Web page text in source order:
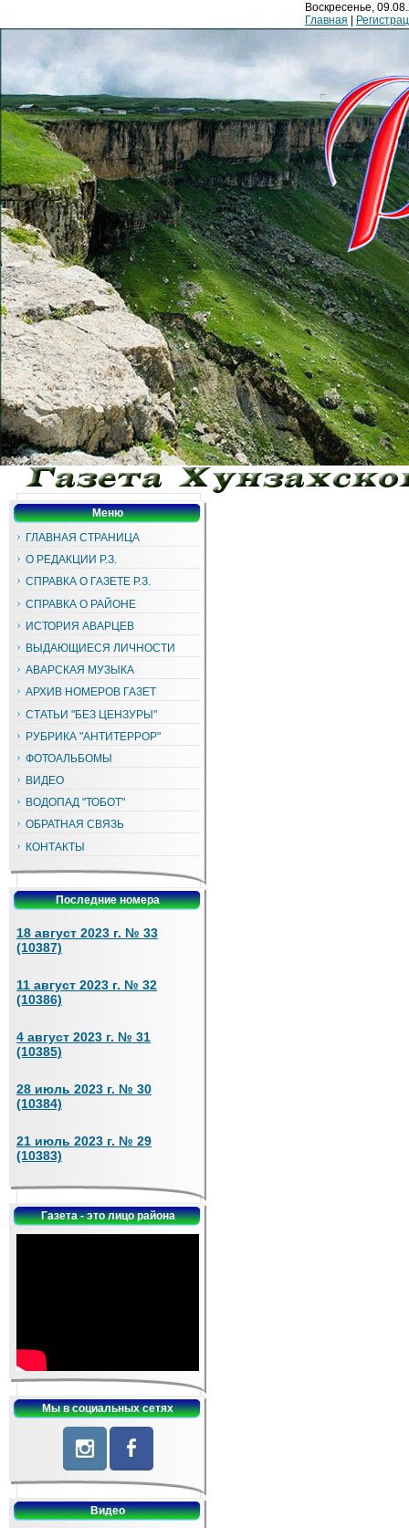
Воскресенье,
Главная
Меню
ГЛАВНАЯ СТРАНИЦА
О РЕДАКЦИИ Р.З.
СПРАВКА О ГАЗЕТЕ Р.З.
СПРАВКА О РАЙОНЕ
ИСТОРИЯ АВАРЦЕВ
ВЫДАЮЩИЕСЯ ЛИЧНОСТИ
АВАРСКАЯ МУЗЫКА
АРХИВ НОМЕРОВ ГАЗЕТ
СТАТЬИ "БЕЗ ЦЕНЗУРЫ"
РУБРИКА "АНТИТЕРРОР"
ФОТОАЛЬБОМЫ
ВИДЕО
ВОДОПАД "ТОБОТ"
ОБРАТНАЯ СВЯЗЬ
КОНТАКТЫ
Последние номера
18 август 2023 г. № 33
(10387)
11 август 2023 г. № 32
(10386)
4 август 2023 г. № 31
(10385)
28 июль 2023 г. № 30
(10384)
21 июль 2023 г. № 29
(10383)
Газета - это лицо района
Мы в социальных сетях
Видео